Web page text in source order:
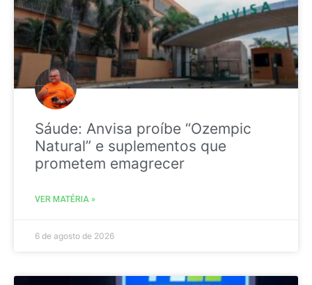
Sáude: Anvisa proíbe “Ozempic
Natural” e suplementos que
prometem emagrecer
VER MATÉRIA »
6 de agosto de 2026